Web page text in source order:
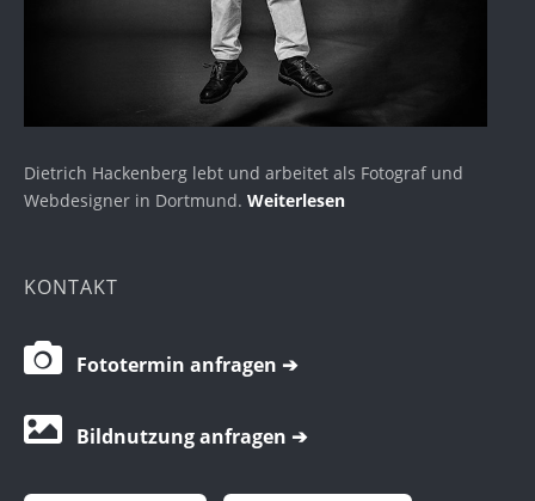
Dietrich Hackenberg lebt und arbeitet als Fotograf und
Webdesigner in Dortmund. Weiterlesen
KONTAKT
Fototermin anfragen ➔
Bildnutzung anfragen ➔